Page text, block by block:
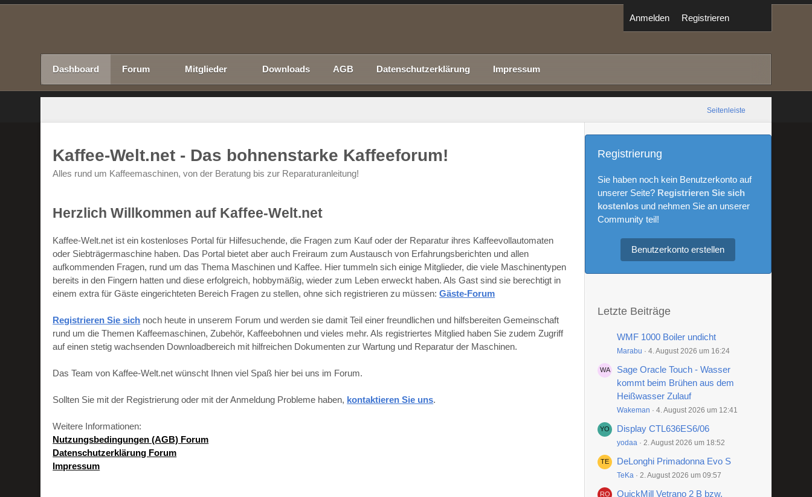
Anmelden Registrieren
Dashboard Forum Mitglieder Downloads AGB Datenschutzerklärung Impressum
Seitenleiste
Kaffee-Welt.net - Das bohnenstarke Kaffeeforum!
Alles rund um Kaffeemaschinen, von der Beratung bis zur Reparaturanleitung!
Herzlich Willkommen auf Kaffee-Welt.net
Kaffee-Welt.net ist ein kostenloses Portal für Hilfesuchende, die Fragen zum Kauf oder der Reparatur ihres Kaffeevollautomaten
oder Siebträgermaschine haben. Das Portal bietet aber auch Freiraum zum Austausch von Erfahrungsberichten und allen
aufkommenden Fragen, rund um das Thema Maschinen und Kaffee. Hier tummeln sich einige Mitglieder, die viele Maschinentypen
bereits in den Fingern hatten und diese erfolgreich, hobbymäßig, wieder zum Leben erweckt haben. Als Gast sind sie berechtigt in
einem extra für Gäste eingerichteten Bereich Fragen zu stellen, ohne sich registrieren zu müssen:Gäste-Forum
Registrieren Sie sich noch heute in unserem Forum und werden sie damit Teil einer freundlichen und hilfsbereiten Gemeinschaft
rund um die Themen Kaffeemaschinen, Zubehör, Kaffeebohnen und vieles mehr. Als registriertes Mitglied haben Sie zudem Zugriff
auf einen stetig wachsenden Downloadbereich mit hilfreichen Dokumenten zur Wartung und Reparatur der Maschinen.
Das Team von Kaffee-Welt.net wünscht Ihnen viel Spaß hier bei uns im Forum.
Sollten Sie mit der Registrierung oder mit der Anmeldung Probleme haben, kontaktieren Sie uns.
Weitere Informationen:
Nutzungsbedingungen (AGB) Forum
Datenschutzerklärung Forum
Impressum
Registrierung
Sie haben noch kein Benutzerkonto auf
unserer Seite? Registrieren Sie sich
kostenlosund nehmen Sie an unserer
Community teil!
Benutzerkonto erstellen
Letzte Beiträge
WMF 1000 Boiler undicht
Marabu 4. August 2026 um 16:24
Sage Oracle Touch - Wasser
kommt beim Brühen aus dem
Heißwasser Zulauf
Wakeman 4. August 2026 um 12:41
Display CTL636ES6/06
yodaa 2. August 2026 um 18:52
DeLonghi Primadonna Evo S
TeKa 2. August 2026 um 09:57
QuickMill Vetrano 2 B bzw.